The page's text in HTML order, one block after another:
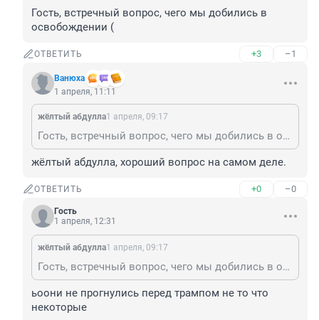
Гость, встречный вопрос, чего мы добились в
освобождении (
ОТВЕТИТЬ +3 –1
Вaнюха
1 апреля, 11:11
жёлтый абдулла1 апреля, 09:17
Гость, встречный вопрос, чего мы добились в освобождении (
жёлтый абдулла, хороший вопрос на самом деле.
ОТВЕТИТЬ +0 –0
Гость
1 апреля, 12:31
жёлтый абдулла1 апреля, 09:17
Гость, встречный вопрос, чего мы добились в освобождении (
ьоони не прогнулись перед трампом не то что
некоторые